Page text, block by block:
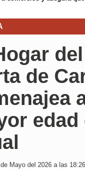
de
Mayo del 2026 a las 18:26